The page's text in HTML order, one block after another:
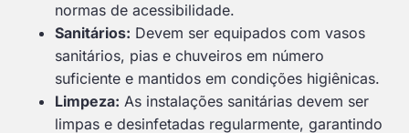
normas de acessibilidade.
Sanitários: Devem ser equipados com vasos
sanitários, pias e chuveiros em número
suficiente e mantidos em condições higiênicas.
Limpeza: As instalações sanitárias devem ser
limpas e desinfetadas regularmente, garantindo